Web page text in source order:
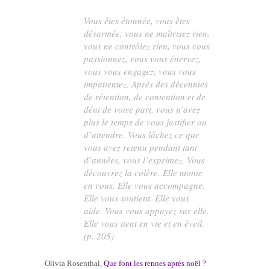
Vous êtes étonnée, vous êtes
désarmée, vous ne maîtrisez rien,
vous ne contrôlez rien, vous vous
passionnez, vous vous énervez,
vous vous engagez, vous vous
impatientez. Après des décennies
de rétention, de contention et de
déni de votre part, vous n’avez
plus le temps de vous justifier ou
d’attendre. Vous lâchez ce que
vous avez retenu pendant tant
d’années, vous l’exprimez. Vous
découvrez la colère. Elle monte
en vous. Elle vous accompagne.
Elle vous soutient. Elle vous
aide. Vous vous appuyez sur elle.
Elle vous tient en vie et en éveil.
(p. 205)
Olivia Rosenthal, Que font les rennes après noël ?